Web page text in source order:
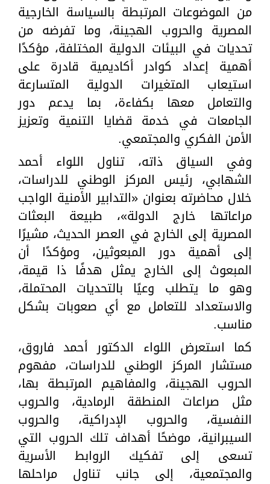
من الموضوعات المرتبطة بالسياسة الخارجية
المصرية والحروب الهجينة، وما تفرضه من
تحديات في البيئات الدولية المختلفة، مؤكدًا
أهمية إعداد كوادر أكاديمية قادرة على
استيعاب المتغيرات الدولية المتسارعة
والتعامل معها بكفاءة، بما يدعم دور
الجامعات في خدمة قضايا التنمية وتعزيز
الأمن الفكري والمجتمعي.
وفي السياق ذاته، تناول اللواء أحمد
الشهابي، رئيس المركز الوطني للدراسات،
خلال محاضرته بعنوان «التدابير الأمنية الواجب
مراعاتها خارج الدولة»، طبيعة البعثات
المصرية إلى الخارج في العصر الحديث، مشيرًا
إلى أهمية دور المبعوثين، ومؤكدًا أن
المبعوث إلى الخارج يمثل هدفًا ذا قيمة،
وهو ما يتطلب وعيًا بالتحديات المحتملة،
والاستعداد للتعامل مع أي صعوبات بشكل
مناسب.
كما استعرض اللواء الدكتور أحمد فاروق،
مستشار المركز الوطني للدراسات، مفهوم
الحروب الهجينة، والمفاهيم المرتبطة بها،
مثل صراعات المنطقة الرمادية، والحروب
النفسية، والحروب الإدراكية، والحروب
السيبرانية، موضحًا أهداف تلك الحروب التي
تسعى إلى تفكيك الروابط الأسرية
والمجتمعية، إلى جانب تناول مراحلها